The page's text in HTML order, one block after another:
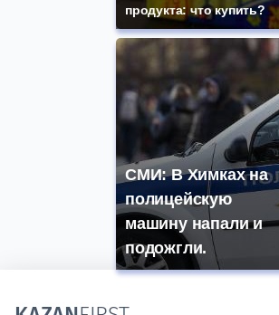
продукта: что купить?
СМИ: В Химках на
полицейскую
машину напали и
подожгли.